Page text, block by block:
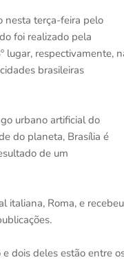
nesta terça-feira pelo
foi realizado pela
lugar, respectivamente,
brasileiras
urbano artificial do
do planeta, Brasília é
de um
italiana, Roma, e recebeu
dois deles estão entre